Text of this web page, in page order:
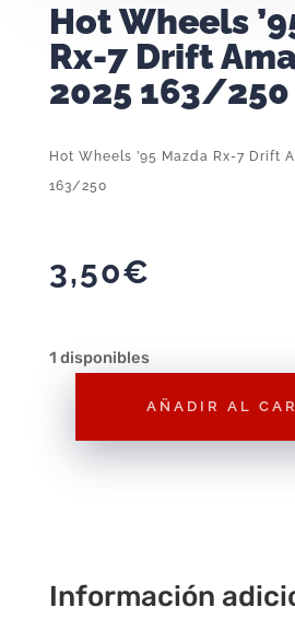
Hot Wheels
Rx-7 Drift
2025 163/250
Hot Wheels ’95 Mazda Rx-7 Drift
163/250
3,50€
1 disponibles
Drift
AÑADIR AL
Información